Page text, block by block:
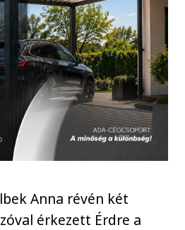
Anna révén két
érkezett Érdre a